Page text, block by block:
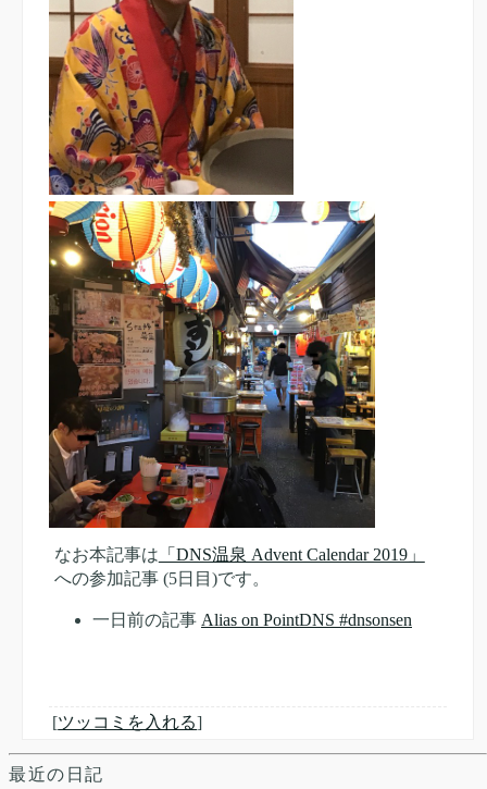
なお本記事は 「DNS温泉 Advent Calendar 2019」
への参加記事 (5日目)です。
一日前の記事 Alias on PointDNS #dnsonsen
[ツッコミを入れる]
最近の日記